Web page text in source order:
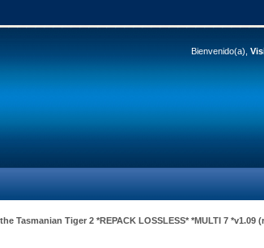
Bienvenido(a),
Tasmanian Tiger 2 *REPACK LOSSLESS* *MULTI 7 *v1.09